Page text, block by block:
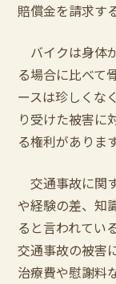
賠償金を請求す
バイクは身体
る場合に比べて
ースは珍しくな
り受けた被害に
る権利があります
交通事故に関
や経験の差、知
ると言われてい
交通事故の被害
治療費や慰謝料